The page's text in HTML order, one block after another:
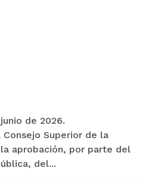
de 2026.
Consejo Superior de la
aprobación, por parte del
del...